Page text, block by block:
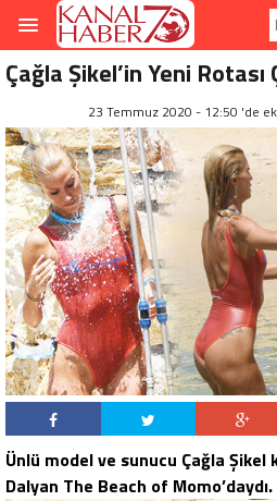
Çağla Şikel’in Yeni Rotası
23 Temmuz 2020 - 12:50 'de
Ünlü model ve sunucu Çağla Şikel
Dalyan The Beach of Momo’daydı.